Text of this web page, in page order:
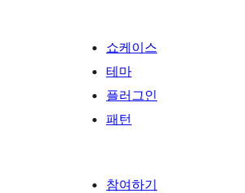
쇼케이스
테마
플러그인
패턴
참여하기